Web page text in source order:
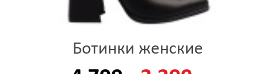
Ботинки женские